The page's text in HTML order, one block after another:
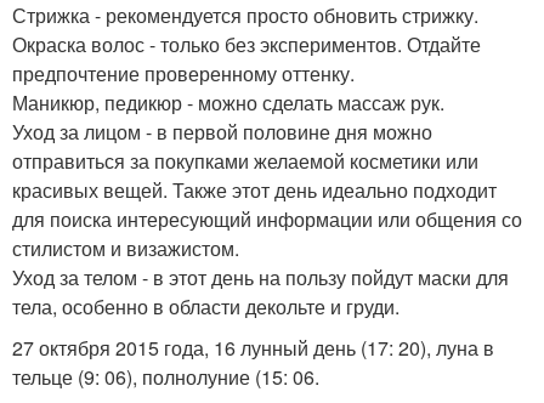
Стрижка - рекомендуется просто обновить стрижку.
Окраска волос - только без экспериментов. Отдайте
предпочтение проверенному оттенку.
Маникюр, педикюр - можно сделать массаж рук.
Уход за лицом - в первой половине дня можно
отправиться за покупками желаемой косметики или
красивых вещей. Также этот день идеально подходит
для поиска интересующий информации или общения со
стилистом и визажистом.
Уход за телом - в этот день на пользу пойдут маски для
тела, особенно в области декольте и груди.
27 октября 2015 года, 16 лунный день (17: 20), луна в
тельце (9: 06), полнолуние (15: 06.